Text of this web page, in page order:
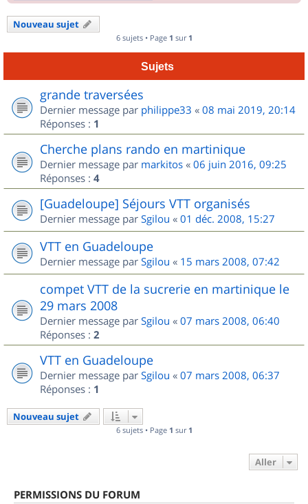
Nouveau sujet
6 sujets • Page 1 sur 1
Sujets
grande traversées
Dernier message par philippe33 « 08 mai 2019, 20:14
Réponses : 1
Cherche plans rando en martinique
Dernier message par markitos « 06 juin 2016, 09:25
Réponses : 4
[Guadeloupe] Séjours VTT organisés
Dernier message par Sgilou « 01 déc. 2008, 15:27
VTT en Guadeloupe
Dernier message par Sgilou « 15 mars 2008, 07:42
compet VTT de la sucrerie en martinique le
29 mars 2008
Dernier message par Sgilou « 07 mars 2008, 06:40
Réponses : 2
VTT en Guadeloupe
Dernier message par Sgilou « 07 mars 2008, 06:37
Réponses : 1
Nouveau sujet
6 sujets • Page 1 sur 1
Aller
PERMISSIONS DU FORUM